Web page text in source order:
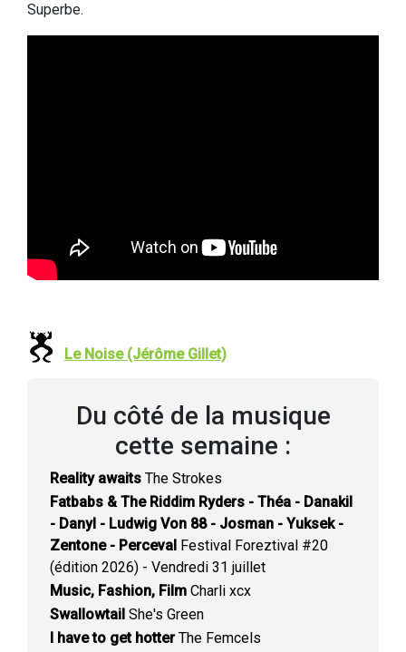
Superbe.
Le Noise (Jérôme Gillet)
Du côté de la musique
cette semaine :
Reality awaits The Strokes
Fatbabs & The Riddim Ryders - Théa - Danakil
- Danyl - Ludwig Von 88 - Josman - Yuksek -
Zentone - Perceval Festival Foreztival #20
(édition 2026) - Vendredi 31 juillet
Music, Fashion, Film Charli xcx
Swallowtail She's Green
I have to get hotterThe Femcels